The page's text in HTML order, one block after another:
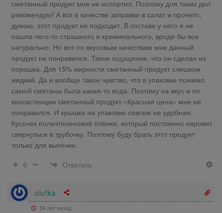
сметанный продукт мне не испортил. Поэтому для таких дел
рекомендую! А вот в качестве заправки в салат и прочего,
думаю, этот продукт не подходит. В составе у него я не
нашла чего-то страшного и криминального, вроде бы все
натурально. Но вот по вкусовым качествам мне данный
продукт не понравился. Такое ощущение, что он сделан из
порошка. Для 15% жирности сметанный продукт слишком
жидкий. Да и вообще такое чувство, что в упаковке помимо
самой сметаны была какая-то вода. Поэтому на вкус и по
консистенции сметанный продукт «Красная цена» мне не
понравился. И крышка на упаковке совсем не удобная.
Кусочек полиэтиленовой плёнки, который постоянно наровит
свернуться в трубочку. Поэтому буду брать этот продукт
только для выпечки.
0
Ответить
olufka
56 лет назад